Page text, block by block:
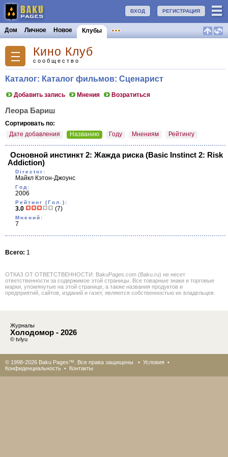
РЕГИСТРАЦИЯ
ВХОД
Дом Личное Новое Клубы
Кино Клуб
сообщество
Каталог: Каталог фильмов: Сценарист
Добавить запись Мнения Возратиться
Леора Бариш
Сортировать по:
Дате добавления
Названию Году Мнениям Рейтингу
Основной инстинкт 2: Жажда риска(Basic Instinct 2: Risk
Addiction)
Director:
Майкл Кэтон-Джоунс
Год:
2006
Рейтинг (Гол.):
3.0 (7)
Мнений:
7
Всего: 1
ОТКАЗ ОТ ОТВЕТСТВЕННОСТИ: BakuPages.com (Baku.ru) не несет
ответственности за содержимое этой страницы. Все товарные знаки и торговые
марки, упомянутые на этой странице, а также названия продуктов и
предприятий, сайтов, изданий и газет, являются собственностью их владельцев.
Журналы
Холодомор - 2026
© tvlyu
© 1998-2026 Baku Pages™. Все права защищены • Условия •
Конфиденциальность • Контакты